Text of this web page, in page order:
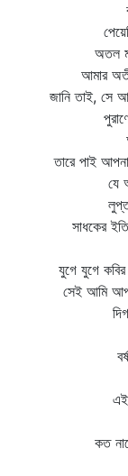
বারে
পেয়েছিনু
অতল
আমার অতীত
জানি তাই, সে আমি
পুরাণে
আপনা
তারে পাই আপনাতে
যে আমি
লুপ্ত হয়ে
সাধকের
পাই
যুগে যুগে কবির
সেই আমি
দিগন্তে
নীল
বর্ষা আসে
বসে
এই আমি
কত
কত নামে কত
কত